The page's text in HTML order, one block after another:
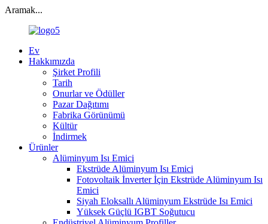
Aramak...
Ev
Hakkımızda
Şirket Profili
Tarih
Onurlar ve Ödüller
Pazar Dağıtımı
Fabrika Görünümü
Kültür
İndirmek
Ürünler
Alüminyum Isı Emici
Ekstrüde Alüminyum Isı Emici
Fotovoltaik İnverter İçin Ekstrüde Alüminyum Isı
Emici
Siyah Eloksallı Alüminyum Ekstrüde Isı Emici
Yüksek Güçlü IGBT Soğutucu